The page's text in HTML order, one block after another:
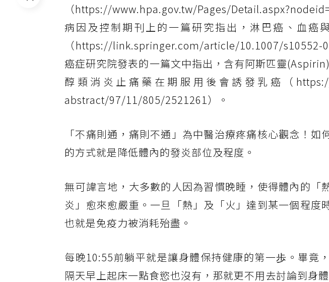
（https://www.hpa.gov.tw/Pages/
病因及控制期刊上的一篇研究指出，淋巴癌、血癌
（https://link.springer.com/article/10.1007/s10552-
癌症研究院發表的一篇文中指出，含有阿斯匹靈
醇類消炎止痛藥在期服用後會誘發乳癌（
abstract/97/11/805/2521261）。
「不痛則通，痛則不通」為中醫治療疼痛核心觀念！
的方式就是降低體內的發炎部位及程度。
無可諱言地，大多數的人因為習慣晚睡，使得體內的「
炎」愈來愈嚴重。一旦「熱」及「火」達到某一個程度
也就是免疫力被消耗殆盡。
每晚10:55前躺平就是讓身體保持健康的第一歩。畢竟
隔天早上起床一點食慾也沒有，那就更不用去討論到身